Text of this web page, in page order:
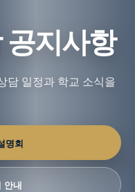
지사항
담 일정과 학교 소식을
명회
안내